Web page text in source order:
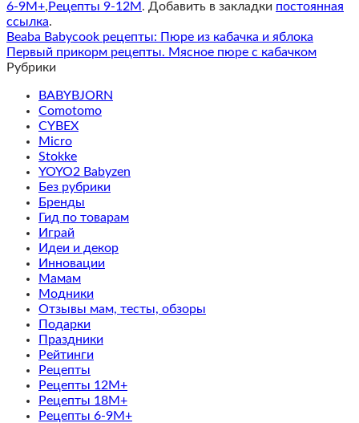
6-9M+, Рецепты 9-12M . Добавить в закладки постоянная
ссылка.
Beaba Babycook рецепты: Пюре из кабачка и яблока
Первый прикорм рецепты. Мясное пюре с кабачком
Рубрики
BABYBJORN
Comotomo
CYBEX
Micro
Stokke
YOYO2 Babyzen
Без рубрики
Бренды
Гид по товарам
Играй
Идеи и декор
Инновации
Мамам
Модники
Отзывы мам, тесты, обзоры
Подарки
Праздники
Рейтинги
Рецепты
Рецепты 12M+
Рецепты 18M+
Рецепты 6-9M+